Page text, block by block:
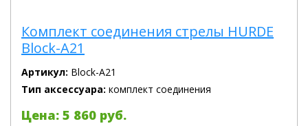
Комплект соединения стрелы HURDE
Block-A21
Артикул: Block-A21
Тип аксессуара: комплект соединения
Цена: 5 860 руб.